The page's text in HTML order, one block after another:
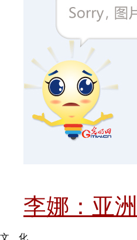
李娜：亚
文 化